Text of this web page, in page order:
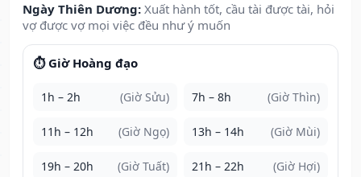
Ngày Thiên Dương: Xuất hành tốt, cầu tài được tài, hỏi
vợ được vợ mọi việc đều như ý muốn
⏱️ Giờ Hoàng đạo
1h – 2h (Giờ Sửu) 7h – 8h (Giờ Thìn)
11h – 12h (Giờ Ngọ) 13h – 14h (Giờ Mùi)
19h – 20h (Giờ Tuất) 21h – 22h (Giờ Hợi)